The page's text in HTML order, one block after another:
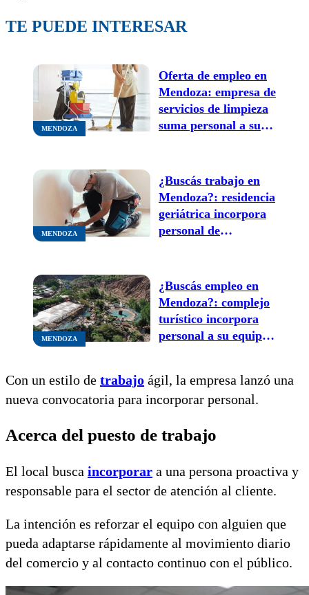
TE PUEDE INTERESAR
MENDOZA
Oferta de empleo en
Mendoza: empresa de
servicios de limpieza
suma personal a su
MENDOZA
¿Buscás trabajo en
Mendoza?: residencia
geriátrica incorpora
personal de
MENDOZA
¿Buscás empleo en
Mendoza?: complejo
turístico incorpora
personal a su equipo
Con un estilo de trabajo ágil, la empresa lanzó una
nueva convocatoria para incorporar personal.
Acerca del puesto de trabajo
El local busca incorporar a una persona proactiva y
responsable para el sector de atención al cliente.
La intención es reforzar el equipo con alguien que
pueda adaptarse rápidamente al movimiento diario
del comercio y al contacto continuo con el público.